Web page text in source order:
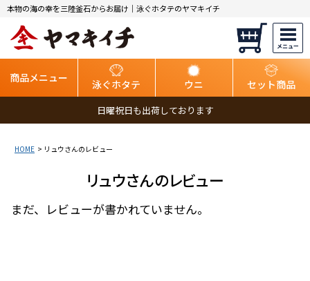
本物の海の幸を三陸釜石からお届け｜泳ぐホタテのヤマキイチ
商品メニュー 泳ぐホタテ ウニ セット商品
日曜祝日も出荷しております
HOME リュウさんのレビュー
リュウさんのレビュー
まだ、レビューが書かれていません。